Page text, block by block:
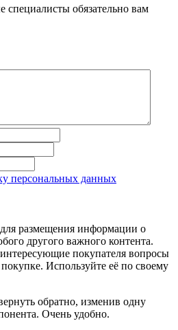
обязательно вам
персональных данных
размещения информации о
другого важного контента.
покупателя вопросы
Используйте её по своему
обратно, изменив одну
Очень удобно.